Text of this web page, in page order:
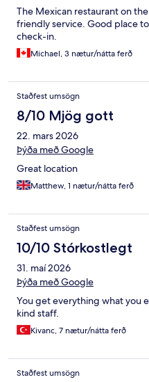
The Mexican restaurant on
friendly service. Good place
check-in.
Michael, 3 nætur/nátta ferð
Staðfest umsögn
8/10 Mjög gott
22. mars 2026
Þýða með Google
Great location
Matthew, 1 nætur/nátta ferð
Staðfest umsögn
10/10 Stórkostlegt
31. maí 2026
Þýða með Google
You get everything what you
kind staff.
Kivanc, 7 nætur/nátta ferð
Staðfest umsögn